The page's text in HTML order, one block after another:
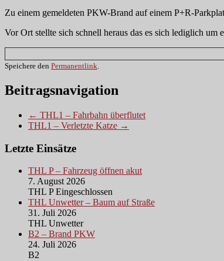
Zu einem gemeldeten PKW-Brand auf einem P+R-
Vor Ort stellte sich schnell heraus das es sich lediglich
Speichere den Permanentlink.
Beitragsnavigation
← THL1 – Fahrbahn überflutet
THL1 – Verletzte Katze →
Letzte Einsätze
THL P – Fahrzeug öffnen akut
7. August 2026
THL P Eingeschlossen
THL Unwetter – Baum auf Straße
31. Juli 2026
THL Unwetter
B2 – Brand PKW
24. Juli 2026
B2